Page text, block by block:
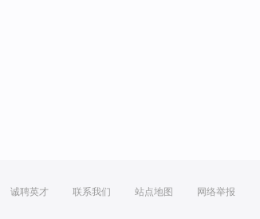
诚聘英才 联系我们 站点地图 网络举报